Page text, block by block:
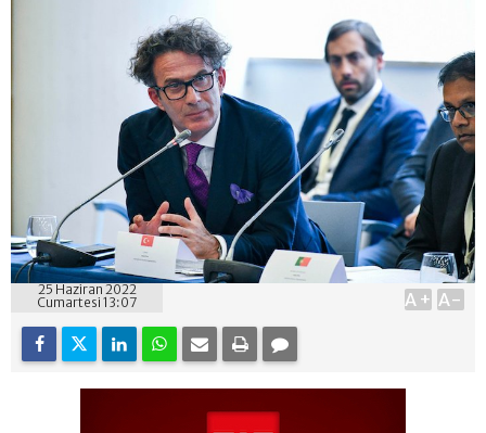
25 Haziran 2022
Cumartesi 13:07
A+ A-